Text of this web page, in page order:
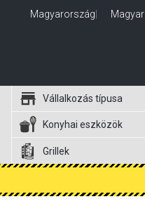
Magyarország Magyar
Vállalkozás típusa
Konyhai eszközök
Grillek